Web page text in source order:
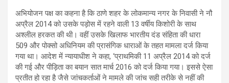
अभियोजन पक्ष का कहना है कि ठाणे शहर के लोकमान्य नगर के निवासी ने नौ
अप्रैल 2014 को उसके पड़ोस में रहने वाली 13 वर्षीय किशोरी के साथ
अश्लील हरकत की थी। वहीं उसके खिलाफ भारतीय दंड संहिता की धारा
509 और पोक्सो अधिनियम की प्रासंगिक धाराओं के तहत मामला दर्ज किया
गया था। आदेश में न्यायाधीश ने कहा, ‘प्राथमिकी 11 अप्रैल 2014 को दर्ज
की गई और पीड़िता का बयान सात मार्च 2016 को दर्ज किया गया। इससे ऐसा
प्रतीत हो रहा है जैसे जांचकर्ताओं ने मामले की जांच सही तरीके से नहीं की